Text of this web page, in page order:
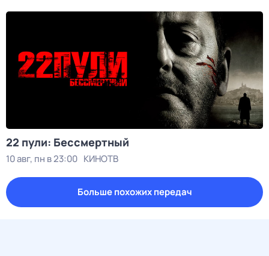
22 пули: Бессмертный
10 авг, пн в 23:00 КИНОТВ
Больше похожих передач